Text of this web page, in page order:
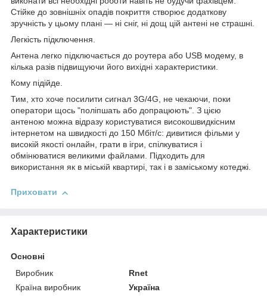
Стійке до зовнішніх опадів покриття створює додаткову
зручність у цьому плані — ні сніг, ні дощ цій антені не страшні.
Легкість підключення.
Антена легко підключається до роутера або USB модему, в
кілька разів підвищуючи його вихідні характеристики.
Кому підійде.
Тим, хто хоче посилити сигнал 3G/4G, не чекаючи, поки
оператори щось "поліпшать або допрацюють". З цією
антеною можна відразу користуватися високошвидкісним
інтернетом на швидкості до 150 Мбіт/с: дивитися фільми у
високій якості онлайн, грати в ігри, спілкуватися і
обмінюватися великими файлами. Підходить для
використання як в міській квартирі, так і в заміському котеджі.
Приховати
Характеристики
Основні
Виробник
Rnet
Країна виробник
Україна